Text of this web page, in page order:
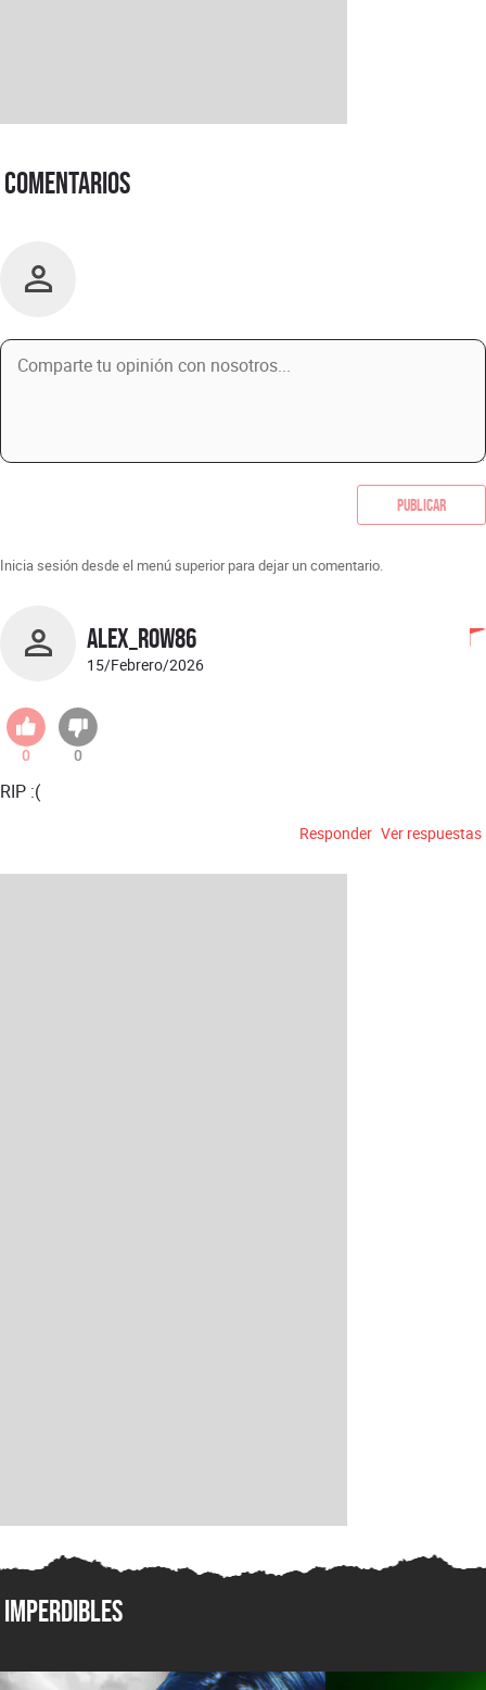
Comentarios
Publicar
Inicia sesión desde el menú superior para dejar un comentario.
alex_row86
15/Febrero/2026
0 0
RIP :(
Responder Ver respuestas
Imperdibles